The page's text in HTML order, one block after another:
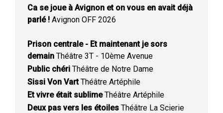
Ca se joue à Avignon et on vous en avait déjà
parlé ! Avignon OFF 2026
Prison centrale - Et maintenant je sors
demain Théâtre 3T - 10ème Avenue
Public chéri Théâtre de Notre Dame
Sissi Von VartThéâtre Artéphile
Et vivre était sublimeThéâtre Artéphile
Deux pas vers les étoiles Théâtre La Scierie